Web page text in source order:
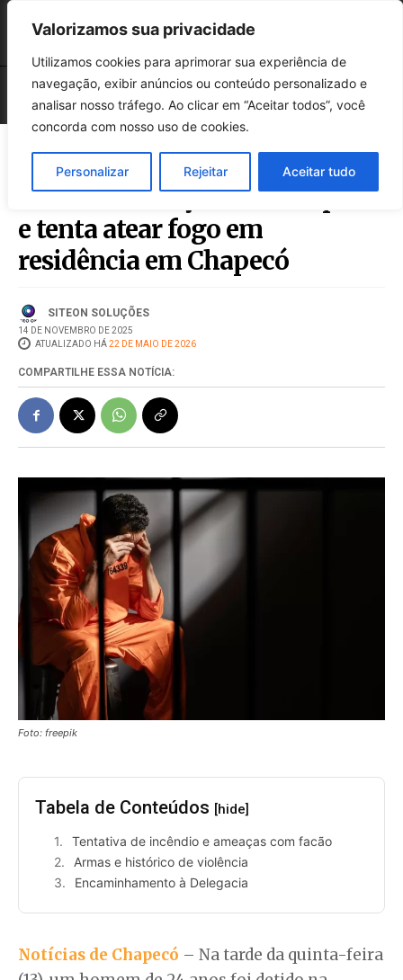
Valorizamos sua privacidade
Utilizamos cookies para aprimorar sua experiência de
navegação, exibir anúncios ou conteúdo personalizado e
analisar nosso tráfego. Ao clicar em “Aceitar todos”, você
concorda com nosso uso de cookies.
Personalizar Rejeitar Aceitar tudo
Homem ameaça matar os pais
e tenta atear fogo em
residência em Chapecó
SITEON SOLUÇÕES
14 DE NOVEMBRO DE 2025
ATUALIZADO HÁ22 DE MAIO DE 2026
COMPARTILHE ESSA NOTÍCIA:
Foto: freepik
Tabela de Conteúdos [hide]
Tentativa de incêndio e ameaças com facão
Armas e histórico de violência
Encaminhamento à Delegacia
Notícias de Chapecó – Na tarde da quinta-feira